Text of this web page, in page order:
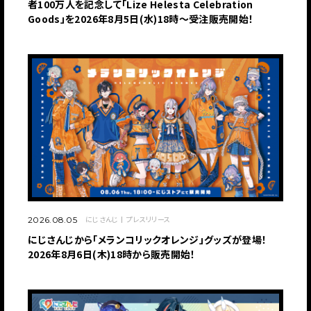
者100万人を記念して「Lize Helesta Celebration
Goods」を2026年8月5日(水)18時～受注販売開始！
2026.08.05 にじさんじ プレスリリース
にじさんじから「メランコリックオレンジ」グッズが登場！
2026年8月6日(木)18時から販売開始！